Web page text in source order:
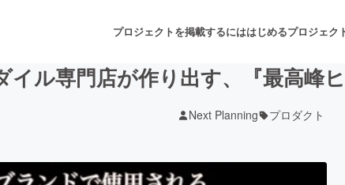
プロジェクトを掲載するにははじめるプロジェク
イル専門店が作り出す、『最高峰
Next Planning プロダクト